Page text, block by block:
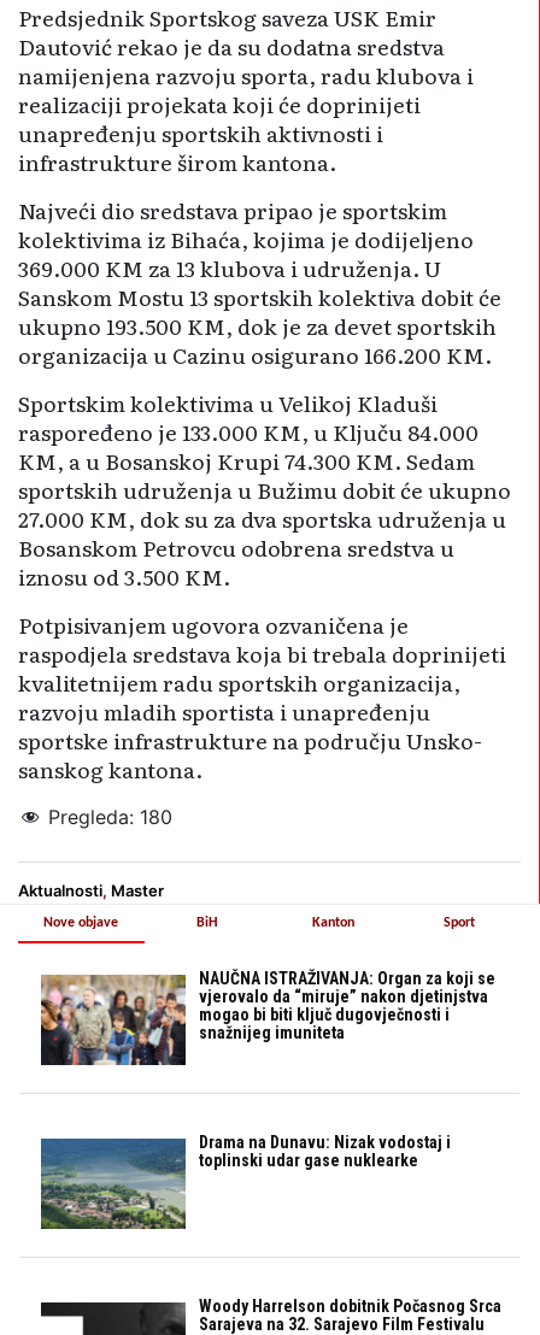
Predsjednik Sportskog saveza USK Emir
Dautović rekao je da su dodatna sredstva
namijenjena razvoju sporta, radu klubova i
realizaciji projekata koji će doprinijeti
unapređenju sportskih aktivnosti i
infrastrukture širom kantona.
Najveći dio sredstava pripao je sportskim
kolektivima iz Bihaća, kojima je dodijeljeno
369.000 KM za 13 klubova i udruženja. U
Sanskom Mostu 13 sportskih kolektiva dobit će
ukupno 193.500 KM, dok je za devet sportskih
organizacija u Cazinu osigurano 166.200 KM.
Sportskim kolektivima u Velikoj Kladuši
raspoređeno je 133.000 KM, u Ključu 84.000
KM, a u Bosanskoj Krupi 74.300 KM. Sedam
sportskih udruženja u Bužimu dobit će ukupno
27.000 KM, dok su za dva sportska udruženja u
Bosanskom Petrovcu odobrena sredstva u
iznosu od 3.500 KM.
Potpisivanjem ugovora ozvaničena je
raspodjela sredstava koja bi trebala doprinijeti
kvalitetnijem radu sportskih organizacija,
razvoju mladih sportista i unapređenju
sportske infrastrukture na području Unsko-
sanskog kantona.
Pregleda: 180
Aktualnosti, Master
Nove objave
NAUČNA ISTRAŽIVANJA: Organ za koji se
vjerovalo da “miruje” nakon djetinjstva
mogao bi biti ključ dugovječnosti i
snažnijeg imuniteta
Drama na Dunavu: Nizak vodostaj i
toplinski udar gase nuklearke
Woody Harrelson dobitnik Počasnog Srca
Sarajeva na 32. Sarajevo Film Festivalu
BiH Kanton Sport